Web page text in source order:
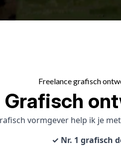
Freelance grafisch
Grafisch
vormgever help ik je
✓ Nr. 1 grafisch